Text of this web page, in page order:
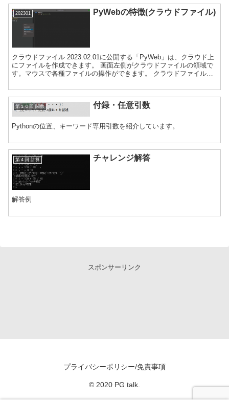
202301 PyWebの特徴(クラウドファイル)
クラウドファイル 2023.02.01に公開する「PyWeb」は、クラウド上
にファイルを作成できます。 画面左側がクラウドファイルの領域で
す。マウスで各種ファイルの操作ができます。 クラウドファイルは
第１０回 関数 付録・任意引数
Pythonの位置、キーワード専用引数を紹介しています。
第４回 計算 チャレンジ解答
解答例
スポンサーリンク
プライバシーポリシー/免責事項
© 2020 PG talk.